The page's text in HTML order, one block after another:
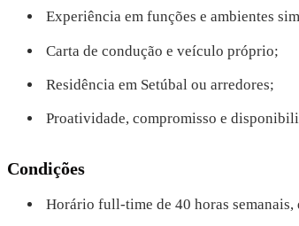
Experiência em funções e ambientes
Carta de condução e veículo próprio;
Residência em Setúbal ou arredores;
Proatividade, compromisso e
Condições
Horário full-time de 40 horas semanais,